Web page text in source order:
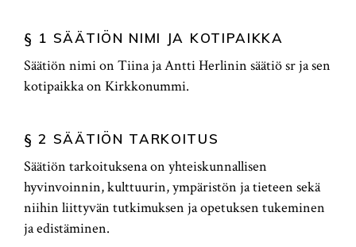
§ 1 SÄÄTIÖN NIMI JA KOTIPAIKKA
Säätiön nimi on Tiina ja Antti Herlinin säätiö sr ja sen
kotipaikka on Kirkkonummi.
§ 2 SÄÄTIÖN TARKOITUS
Säätiön tarkoituksena on yhteiskunnallisen
hyvinvoinnin, kulttuurin, ympäristön ja tieteen sekä
niihin liittyvän tutkimuksen ja opetuksen tukeminen
ja edistäminen.